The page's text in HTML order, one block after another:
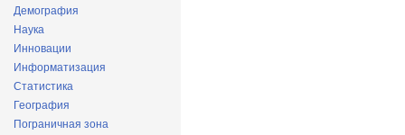
Демография
Наука
Инновации
Информатизация
Статистика
География
Пограничная зона